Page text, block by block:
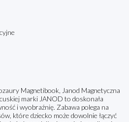
Magnetibook, Janod Magnetyczna
marki JANOD to doskonała
i wyobraźnię. Zabawa polega na
które dziecko może dowolnie łączyć